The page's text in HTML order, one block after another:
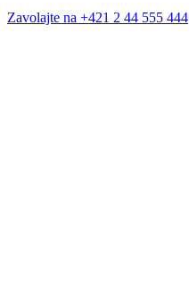
Zavolajte na +421 2 44 555 444